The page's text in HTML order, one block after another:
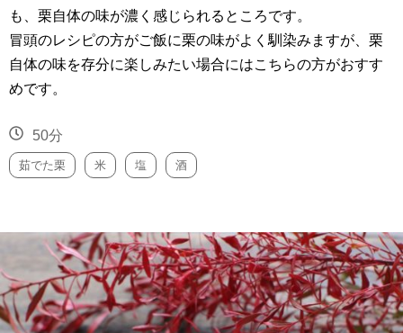
も、栗自体の味が濃く感じられるところです。
冒頭のレシピの方がご飯に栗の味がよく馴染みますが、栗
自体の味を存分に楽しみたい場合にはこちらの方がおすす
めです。
50分
茹でた栗 米 塩 酒